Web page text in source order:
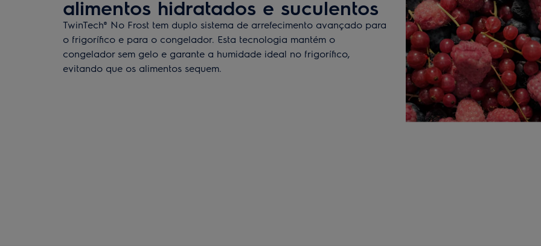
alimentos hidratados e suculentos
TwinTech® No Frost tem duplo sistema de arrefecimento avançado para
o frigorífico e para o congelador. Esta tecnologia mantém o
congelador sem gelo e garante a humidade ideal no frigorífico,
evitando que os alimentos sequem.